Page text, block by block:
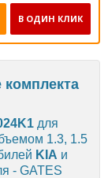
В ОДИН КЛИК
комплекта
для
1.3, 1.5
KIA и
- GATES